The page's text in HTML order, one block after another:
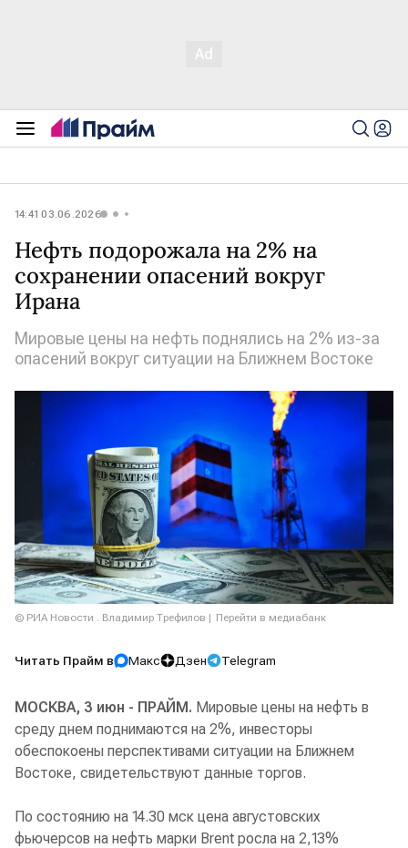
14:41 03.06.2026
Нефть подорожала на 2% на
сохранении опасений вокруг
Ирана
Мировые цены на нефть поднялись на 2% из-за
опасений вокруг ситуации на Ближнем Востоке
© РИА Новости . Владимир Трефилов Перейти в медиабанк
Читать Прайм в Макс Дзен Telegram
МОСКВА, 3 июн - ПРАЙМ. Мировые цены на нефть в
среду днем поднимаются на 2%, инвесторы
обеспокоены перспективами ситуации на Ближнем
Востоке, свидетельствуют данные торгов.
По состоянию на 14.30 мск цена августовских
фьючерсов на нефть марки Brent росла на 2,13%